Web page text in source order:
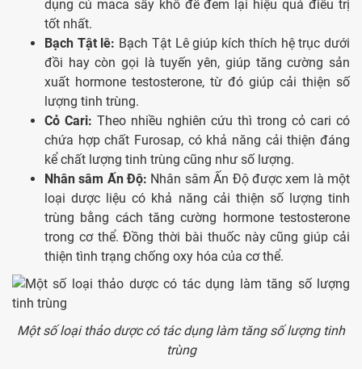
dụng củ maca sấy khô để đem lại hiệu quả điều trị
tốt nhất.
Bạch Tật lê: Bạch Tật Lê giúp kích thích hệ trục dưới
đồi hay còn gọi là tuyến yên, giúp tăng cường sản
xuất hormone testosterone, từ đó giúp cải thiện số
lượng tinh trùng.
Cỏ Cari: Theo nhiều nghiên cứu thì trong cỏ cari có
chứa hợp chất Furosap, có khả năng cải thiện đáng
kể chất lượng tinh trùng cũng như số lượng.
Nhân sâm Ấn Độ: Nhân sâm Ấn Độ được xem là một
loại dược liệu có khả năng cải thiện số lượng tinh
trùng bằng cách tăng cường hormone testosterone
trong cơ thể. Đồng thời bài thuốc này cũng giúp cải
thiện tình trạng chống oxy hóa của cơ thể.
Một số loại thảo dược có tác dụng làm tăng số lượng tinh
trùng